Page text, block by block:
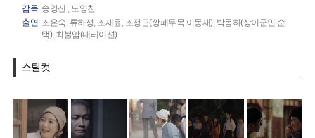
감독 송영신 , 도영찬
출연 조은숙, 류하성, 조재윤, 조정근(깡패두목 이동재), 박동하(상이군인 순
택), 최불암(내레이션)
스틸컷